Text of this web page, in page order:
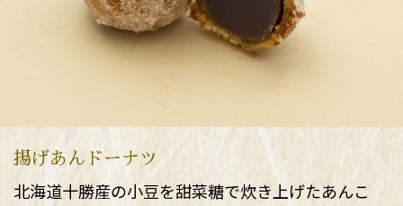
揚げあんドーナツ
北海道十勝産の小豆を甜菜糖で炊き上げたあんこ